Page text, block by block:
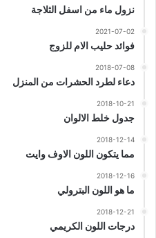
نزول ماء من اسفل الثلاجة
2021-07-02
فوائد حليب الام للزوج
2018-07-08
دعاء لطرد الحشرات من المنزل
2018-10-21
جدول خلط الالوان
2018-12-14
مما يتكون اللون الاوف وايت
2018-12-16
ما هو اللون البترولي
2018-12-21
درجات اللون الكريمي